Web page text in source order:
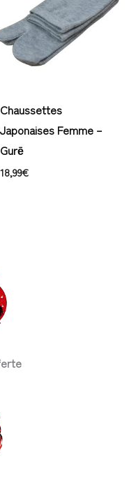
Chaussettes
Japonaises Femme –
Gurē
18,99€